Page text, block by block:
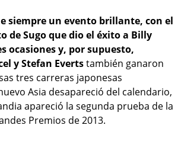
siempre un evento brillante, con el
de Sugo que dio el éxito a Billy
ocasiones y, por supuesto,
y Stefan Evertstambién ganaron
tres carreras japonesas
Asia desapareció del calendario,
apareció la segunda prueba de la
Premios de 2013.